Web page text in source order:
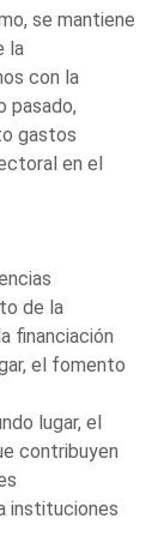
se mantiene
la
con la
pasado,
gastos
en el
de la
financiación
el fomento
lugar, el
contribuyen
instituciones